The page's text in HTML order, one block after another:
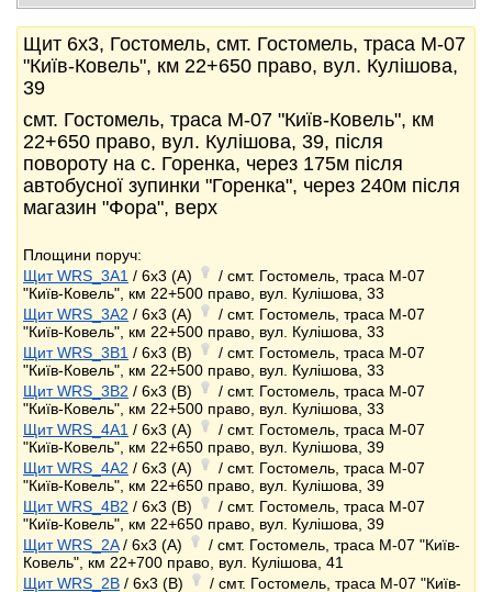
Щит 6x3, Гостомель, смт. Гостомель, траса М-07
"Київ-Ковель", км 22+650 право, вул. Кулішова,
39
смт. Гостомель, траса М-07 "Київ-Ковель", км
22+650 право, вул. Кулішова, 39, після
повороту на с. Горенка, через 175м після
автобусної зупинки "Горенка", через 240м після
магазин "Фора", верх
Площини поруч:
Щит WRS_3A1 / 6x3 (A)
/ смт. Гостомель, траса М-07
"Київ-Ковель", км 22+500 право, вул. Кулішова, 33
Щит WRS_3A2 / 6x3 (A)
/ смт. Гостомель, траса М-07
"Київ-Ковель", км 22+500 право, вул. Кулішова, 33
Щит WRS_3B1 / 6x3 (B)
/ смт. Гостомель, траса М-07
"Київ-Ковель", км 22+500 право, вул. Кулішова, 33
Щит WRS_3B2 / 6x3 (B)
/ смт. Гостомель, траса М-07
"Київ-Ковель", км 22+500 право, вул. Кулішова, 33
Щит WRS_4A1 / 6x3 (A)
/ смт. Гостомель, траса М-07
"Київ-Ковель", км 22+650 право, вул. Кулішова, 39
Щит WRS_4A2 / 6x3 (A)
/ смт. Гостомель, траса М-07
"Київ-Ковель", км 22+650 право, вул. Кулішова, 39
Щит WRS_4B2 / 6x3 (B)
/ смт. Гостомель, траса М-07
"Київ-Ковель", км 22+650 право, вул. Кулішова, 39
Щит WRS_2A/ 6x3 (A)
/ смт. Гостомель, траса М-07 "Київ-
Ковель", км 22+700 право, вул. Кулішова, 41
Щит WRS_2B / 6x3 (B) / смт. Гостомель, траса М-07 "Київ-